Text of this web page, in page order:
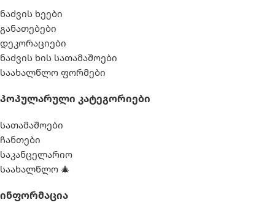
ნაძვის ხეები
განათებები
დეკორაციები
ნაძვის ხის სათამაშოები
საახალწლო ფორმები
Პოპულარული Კატეგორიები
სათამაშოები
ჩანთები
საკანცელარიო
საახალწლო 🎄
Ინფორმაცია